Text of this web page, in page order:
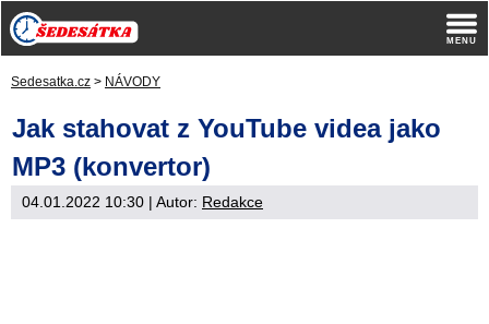
Sedesatka.cz > NÁVODY
Jak stahovat z YouTube videa jako
MP3 (konvertor)
04.01.2022 10:30 | Autor: Redakce